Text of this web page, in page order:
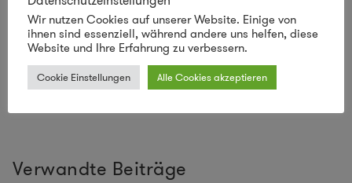
Verwandte Beiträge
Wir nutzen Cookies auf unserer Website. Einige von
ihnen sind essenziell, während andere uns helfen, diese
Website und Ihre Erfahrung zu verbessern.
Cookie Einstellungen Alle Cookies akzeptieren